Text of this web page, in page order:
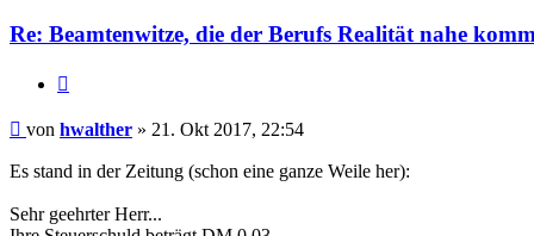
Re: Beamtenwitze, die der Berufs Realität nahe
Beitrag
von hwalther » 21. Okt 2017, 22:54
Es stand in der Zeitung (schon eine ganze Weile her):
Sehr geehrter Herr...